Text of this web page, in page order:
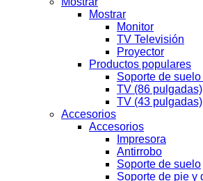
Mostrar
Monitor
TV Televisión
Proyector
Productos populares
Soporte de
TV (86 pulgadas)
TV (43 pulgadas)
Accesorios
Accesorios
Impresora
Antirrobo
Soporte de suelo
Soporte de pie y